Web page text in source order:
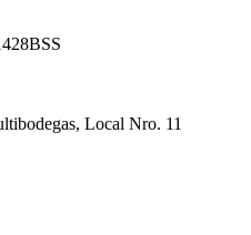
Local Nro. 11